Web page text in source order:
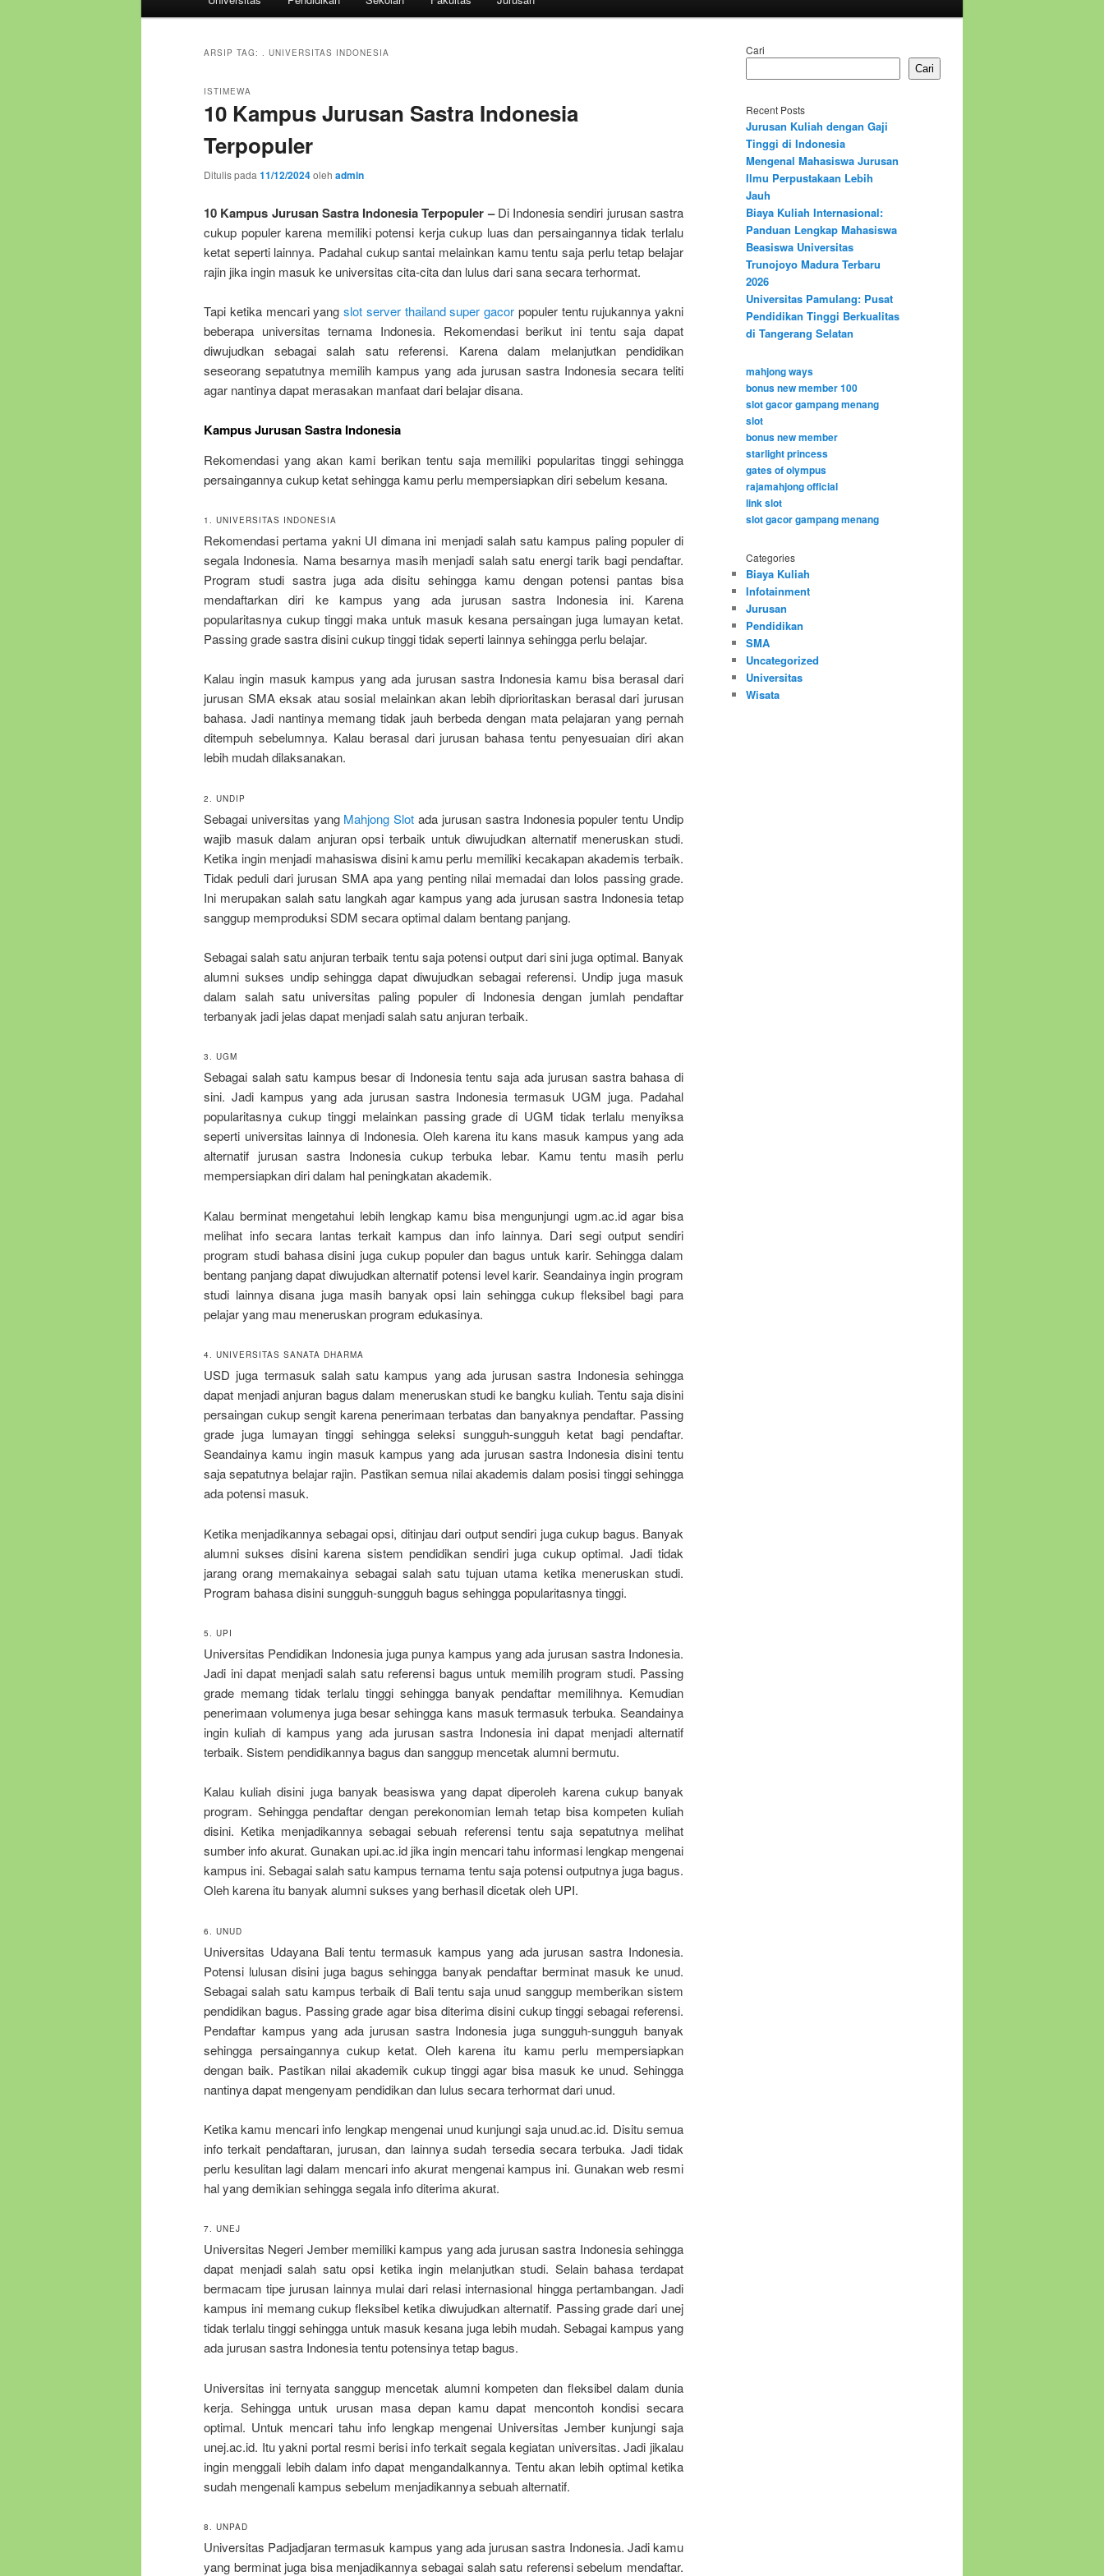
ARSIP TAG: . UNIVERSITAS INDONESIA
10 Kampus Jurusan Sastra Indonesia
Terpopuler
ISTIMEWA
Ditulis pada 11/12/2024oleh admin
10 Kampus Jurusan Sastra Indonesia Terpopuler –Di Indonesia sendiri jurusan sastra
cukup populer karena memiliki potensi kerja cukup luas dan persaingannya tidak terlalu
ketat seperti lainnya. Padahal cukup santai melainkan kamu tentu saja perlu tetap belajar
rajin jika ingin masuk ke universitas cita-cita dan lulus dari sana secara terhormat.
Tapi ketika mencari yang slot server thailand super gacor populer tentu rujukannya yakni
beberapa universitas ternama Indonesia. Rekomendasi berikut ini tentu saja dapat
diwujudkan sebagai salah satu referensi. Karena dalam melanjutkan pendidikan
seseorang sepatutnya memilih kampus yang ada jurusan sastra Indonesia secara teliti
agar nantinya dapat merasakan manfaat dari belajar disana.
Kampus Jurusan Sastra Indonesia
Rekomendasi yang akan kami berikan tentu saja memiliki popularitas tinggi sehingga
persaingannya cukup ketat sehingga kamu perlu mempersiapkan diri sebelum kesana.
1. UNIVERSITAS INDONESIA
Rekomendasi pertama yakni UI dimana ini menjadi salah satu kampus paling populer di
segala Indonesia. Nama besarnya masih menjadi salah satu energi tarik bagi pendaftar.
Program studi sastra juga ada disitu sehingga kamu dengan potensi pantas bisa
mendaftarkan diri ke kampus yang ada jurusan sastra Indonesia ini. Karena
popularitasnya cukup tinggi maka untuk masuk kesana persaingan juga lumayan ketat.
Passing grade sastra disini cukup tinggi tidak seperti lainnya sehingga perlu belajar.
Kalau ingin masuk kampus yang ada jurusan sastra Indonesia kamu bisa berasal dari
jurusan SMA eksak atau sosial melainkan akan lebih diprioritaskan berasal dari jurusan
bahasa. Jadi nantinya memang tidak jauh berbeda dengan mata pelajaran yang pernah
ditempuh sebelumnya. Kalau berasal dari jurusan bahasa tentu penyesuaian diri akan
lebih mudah dilaksanakan.
2. UNDIP
Sebagai universitas yang Mahjong Slot ada jurusan sastra Indonesia populer tentu Undip
wajib masuk dalam anjuran opsi terbaik untuk diwujudkan alternatif meneruskan studi.
Ketika ingin menjadi mahasiswa disini kamu perlu memiliki kecakapan akademis terbaik.
Tidak peduli dari jurusan SMA apa yang penting nilai memadai dan lolos passing grade.
Ini merupakan salah satu langkah agar kampus yang ada jurusan sastra Indonesia tetap
sanggup memproduksi SDM secara optimal dalam bentang panjang.
Sebagai salah satu anjuran terbaik tentu saja potensi output dari sini juga optimal. Banyak
alumni sukses undip sehingga dapat diwujudkan sebagai referensi. Undip juga masuk
dalam salah satu universitas paling populer di Indonesia dengan jumlah pendaftar
terbanyak jadi jelas dapat menjadi salah satu anjuran terbaik.
3. UGM
Sebagai salah satu kampus besar di Indonesia tentu saja ada jurusan sastra bahasa di
sini. Jadi kampus yang ada jurusan sastra Indonesia termasuk UGM juga. Padahal
popularitasnya cukup tinggi melainkan passing grade di UGM tidak terlalu menyiksa
seperti universitas lainnya di Indonesia. Oleh karena itu kans masuk kampus yang ada
alternatif jurusan sastra Indonesia cukup terbuka lebar. Kamu tentu masih perlu
mempersiapkan diri dalam hal peningkatan akademik.
Kalau berminat mengetahui lebih lengkap kamu bisa mengunjungi ugm.ac.id agar bisa
melihat info secara lantas terkait kampus dan info lainnya. Dari segi output sendiri
program studi bahasa disini juga cukup populer dan bagus untuk karir. Sehingga dalam
bentang panjang dapat diwujudkan alternatif potensi level karir. Seandainya ingin program
studi lainnya disana juga masih banyak opsi lain sehingga cukup fleksibel bagi para
pelajar yang mau meneruskan program edukasinya.
4. UNIVERSITAS SANATA DHARMA
USD juga termasuk salah satu kampus yang ada jurusan sastra Indonesia sehingga
dapat menjadi anjuran bagus dalam meneruskan studi ke bangku kuliah. Tentu saja disini
persaingan cukup sengit karena penerimaan terbatas dan banyaknya pendaftar. Passing
grade juga lumayan tinggi sehingga seleksi sungguh-sungguh ketat bagi pendaftar.
Seandainya kamu ingin masuk kampus yang ada jurusan sastra Indonesia disini tentu
saja sepatutnya belajar rajin. Pastikan semua nilai akademis dalam posisi tinggi sehingga
ada potensi masuk.
Ketika menjadikannya sebagai opsi, ditinjau dari output sendiri juga cukup bagus. Banyak
alumni sukses disini karena sistem pendidikan sendiri juga cukup optimal. Jadi tidak
jarang orang memakainya sebagai salah satu tujuan utama ketika meneruskan studi.
Program bahasa disini sungguh-sungguh bagus sehingga popularitasnya tinggi.
5. UPI
Universitas Pendidikan Indonesia juga punya kampus yang ada jurusan sastra Indonesia.
Jadi ini dapat menjadi salah satu referensi bagus untuk memilih program studi. Passing
grade memang tidak terlalu tinggi sehingga banyak pendaftar memilihnya. Kemudian
penerimaan volumenya juga besar sehingga kans masuk termasuk terbuka. Seandainya
ingin kuliah di kampus yang ada jurusan sastra Indonesia ini dapat menjadi alternatif
terbaik. Sistem pendidikannya bagus dan sanggup mencetak alumni bermutu.
Kalau kuliah disini juga banyak beasiswa yang dapat diperoleh karena cukup banyak
program. Sehingga pendaftar dengan perekonomian lemah tetap bisa kompeten kuliah
disini. Ketika menjadikannya sebagai sebuah referensi tentu saja sepatutnya melihat
sumber info akurat. Gunakan upi.ac.id jika ingin mencari tahu informasi lengkap mengenai
kampus ini. Sebagai salah satu kampus ternama tentu saja potensi outputnya juga bagus.
Oleh karena itu banyak alumni sukses yang berhasil dicetak oleh UPI.
6. UNUD
Universitas Udayana Bali tentu termasuk kampus yang ada jurusan sastra Indonesia.
Potensi lulusan disini juga bagus sehingga banyak pendaftar berminat masuk ke unud.
Sebagai salah satu kampus terbaik di Bali tentu saja unud sanggup memberikan sistem
pendidikan bagus. Passing grade agar bisa diterima disini cukup tinggi sebagai referensi.
Pendaftar kampus yang ada jurusan sastra Indonesia juga sungguh-sungguh banyak
sehingga persaingannya cukup ketat. Oleh karena itu kamu perlu mempersiapkan
dengan baik. Pastikan nilai akademik cukup tinggi agar bisa masuk ke unud. Sehingga
nantinya dapat mengenyam pendidikan dan lulus secara terhormat dari unud.
Ketika kamu mencari info lengkap mengenai unud kunjungi saja unud.ac.id. Disitu semua
info terkait pendaftaran, jurusan, dan lainnya sudah tersedia secara terbuka. Jadi tidak
perlu kesulitan lagi dalam mencari info akurat mengenai kampus ini. Gunakan web resmi
hal yang demikian sehingga segala info diterima akurat.
7. UNEJ
Universitas Negeri Jember memiliki kampus yang ada jurusan sastra Indonesia sehingga
dapat menjadi salah satu opsi ketika ingin melanjutkan studi. Selain bahasa terdapat
bermacam tipe jurusan lainnya mulai dari relasi internasional hingga pertambangan. Jadi
kampus ini memang cukup fleksibel ketika diwujudkan alternatif. Passing grade dari unej
tidak terlalu tinggi sehingga untuk masuk kesana juga lebih mudah. Sebagai kampus yang
ada jurusan sastra Indonesia tentu potensinya tetap bagus.
Universitas ini ternyata sanggup mencetak alumni kompeten dan fleksibel dalam dunia
kerja. Sehingga untuk urusan masa depan kamu dapat mencontoh kondisi secara
optimal. Untuk mencari tahu info lengkap mengenai Universitas Jember kunjungi saja
unej.ac.id. Itu yakni portal resmi berisi info terkait segala kegiatan universitas. Jadi jikalau
ingin menggali lebih dalam info dapat mengandalkannya. Tentu akan lebih optimal ketika
sudah mengenali kampus sebelum menjadikannya sebuah alternatif.
8. UNPAD
Universitas Padjadjaran termasuk kampus yang ada jurusan sastra Indonesia. Jadi kamu
yang berminat juga bisa menjadikannya sebagai salah satu referensi sebelum mendaftar.
Cari
Cari
Recent Posts
Jurusan Kuliah dengan Gaji
Tinggi di Indonesia
Mengenal Mahasiswa Jurusan
Ilmu Perpustakaan Lebih
Jauh
Biaya Kuliah Internasional:
Panduan Lengkap Mahasiswa
Beasiswa Universitas
Trunojoyo Madura Terbaru
2026
Universitas Pamulang: Pusat
Pendidikan Tinggi Berkualitas
di Tangerang Selatan
mahjong ways
bonus new member 100
slot gacor gampang menang
slot
bonus new member
starlight princess
gates of olympus
rajamahjong official
link slot
slot gacor gampang menang
Categories
Biaya Kuliah
Infotainment
Jurusan
Pendidikan
SMA
Uncategorized
Universitas
Wisata